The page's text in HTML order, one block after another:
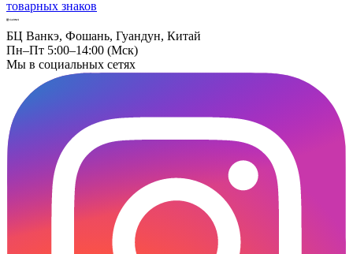
товарных знаков
БЦ Ванкэ, Фошань, Гуандун, Китай
Пн–Пт 5:00–14:00 (Мск)
Мы в социальных сетях